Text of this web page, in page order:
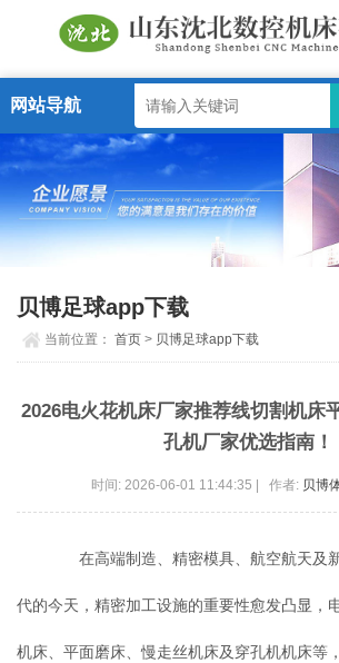
网站导航
贝博足球app下载
当前位置：首页 > 贝博足球app下载
2026电火花机床厂家推荐线切割机床
孔机厂家优选指南！
时间: 2026-06-01 11:44:35 | 作者: 贝博
在高端制造、精密模具、航空航天及
代的今天，精密加工设施的重要性愈发凸显，
机床、平面磨床、慢走丝机床及穿孔机机床等